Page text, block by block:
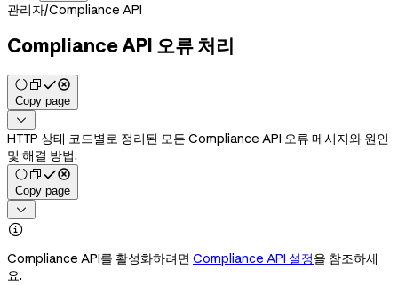
관리자/Compliance API
Compliance API 오류 처리
Copy page

HTTP 상태 코드별로 정리된 모든 Compliance API 오류 메시지와 원인
및 해결 방법.
Copy page


Compliance API를 활성화하려면 Compliance API 설정을 참조하세
요.